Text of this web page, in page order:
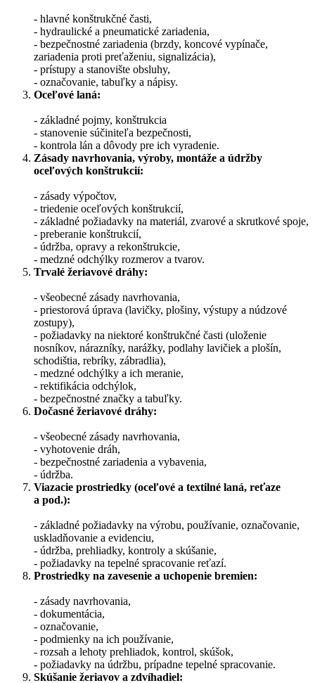
- hlavné konštrukčné časti,
- hydraulické a pneumatické zariadenia,
- bezpečnostné zariadenia (brzdy, koncové vypínače,
zariadenia proti preťaženiu, signalizácia),
- prístupy a stanovište obsluhy,
- označovanie, tabuľky a nápisy.
Oceľové laná:
- základné pojmy, konštrukcia
- stanovenie súčiniteľa bezpečnosti,
- kontrola lán a dôvody pre ich vyradenie.
Zásady navrhovania, výroby, montáže a údržby
oceľových konštrukcií:
- zásady výpočtov,
- triedenie oceľových konštrukcií,
- základné požiadavky na materiál, zvarové a skrutkové spoje,
- preberanie konštrukcií,
- údržba, opravy a rekonštrukcie,
- medzné odchýlky rozmerov a tvarov.
Trvalé žeriavové dráhy:
- všeobecné zásady navrhovania,
- priestorová úprava (lavičky, plošiny, výstupy a núdzové
zostupy),
- požiadavky na niektoré konštrukčné časti (uloženie
nosníkov, nárazníky, narážky, podlahy lavičiek a plošín,
schodištia, rebríky, zábradlia),
- medzné odchýlky a ich meranie,
- rektifikácia odchýlok,
- bezpečnostné značky a tabuľky.
Dočasné žeriavové dráhy:
- všeobecné zásady navrhovania,
- vyhotovenie dráh,
- bezpečnostné zariadenia a vybavenia,
- údržba.
Viazacie prostriedky (oceľové a textilné laná, reťaze
a pod.):
- základné požiadavky na výrobu, používanie, označovanie,
uskladňovanie a evidenciu,
- údržba, prehliadky, kontroly a skúšanie,
- požiadavky na tepelné spracovanie reťazí.
Prostriedky na zavesenie a uchopenie bremien:
- zásady navrhovania,
- dokumentácia,
- označovanie,
- podmienky na ich používanie,
- rozsah a lehoty prehliadok, kontrol, skúšok,
- požiadavky na údržbu, prípadne tepelné spracovanie.
Skúšanie žeriavov a zdvíhadiel: